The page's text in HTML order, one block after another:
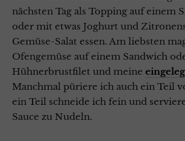
nächsten Tag als Topping auf einem
oder mit etwas Joghurt und
Gemüse-Salat essen. Am liebsten
Ofengemüse auf einem Sandwich
Hühnerbrustfilet und meine
Manchmal püriere ich auch ein Teil
ein Teil schneide ich fein und serviere
Sauce zu Nudeln.